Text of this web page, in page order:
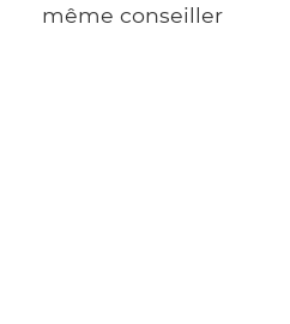
même conseiller